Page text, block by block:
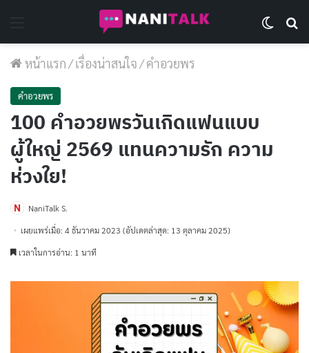
หน้าแรก/เรื่องน่าสนใจ/คำอวยพร
คำอวยพร
100 คำอวยพรวันเกิดแฟนแบบ
ผู้ใหญ่ 2569 แทนความรัก ความ
ห่วงใย!
NaniTalk S.
เผยแพร่เมื่อ: 4 ธันวาคม 2023 (อัปเดตล่าสุด: 13 ตุลาคม 2025)
เวลาในการอ่าน: 1 นาที